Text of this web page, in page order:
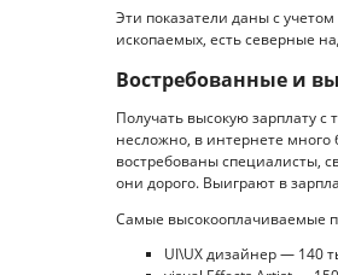
Эти показатели даны с
ископаемых, есть северные
Востребованные и
Получать высокую зарплату
несложно, в интернете много
востребованы специалисты,
они дорого. Выиграют в
Самые высокооплачиваемые
UI\UX дизайнер — 140